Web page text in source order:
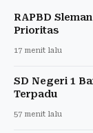
RAPBD
Prioritas
17 menit lalu
SD Negeri 1
Terpadu
57 menit lalu